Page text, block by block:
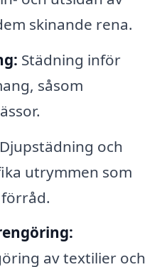
skinande rena.
Städning inför
såsom
Djupstädning och
utrymmen som
av textilier och